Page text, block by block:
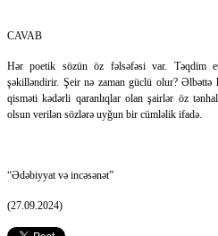
CAVAB
Hər poetik sözün öz fəlsəfəsi var. Təqdim
şəkilləndirir. Şeir nə zaman güclü olur? Əlbəttə
qisməti kədərli qaranlıqlar olan şairlər öz
olsun verilən sözlərə uyğun bir cümləlik ifadə.
“Ədəbiyyat və incəsənət”
(27.09.2024)